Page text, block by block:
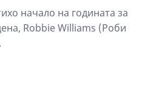
начало на годината за
Robbie Williams (Роби